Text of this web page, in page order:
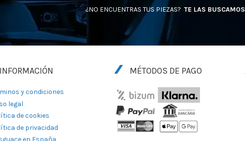
¿NO ENCUENTRAS TUS PIEZAS? TE LAS BUSCAMOS
INFORMACIÓN
y condiciones
legal
de cookies
de privacidad
MÉTODOS DE PAGO